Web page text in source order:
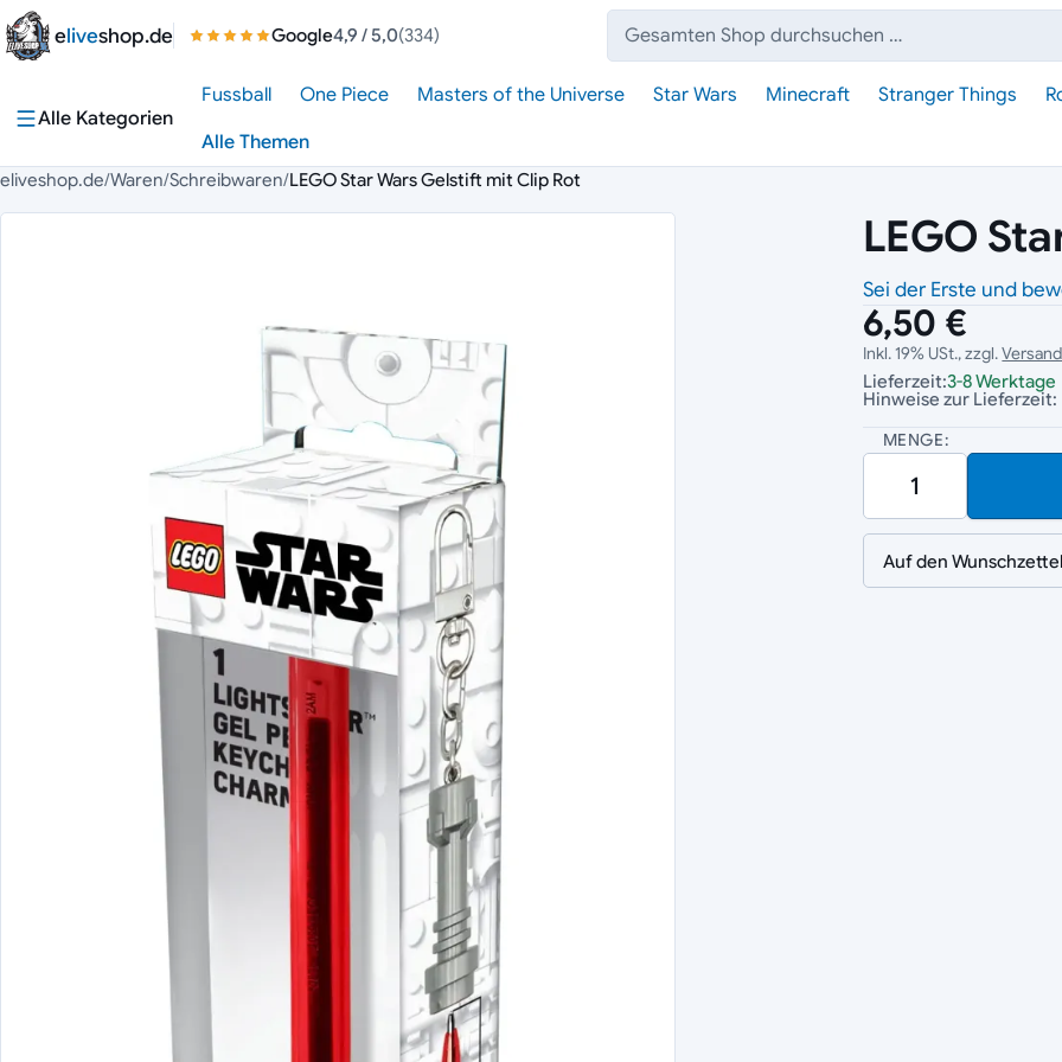
Zum Inhalt springen
eliveshop.de Google4,9 / 5,0(334)
Suche:
Alle Kategorien
Fussball One Piece Masters of the Universe Star Wars Minecraft Stranger Things
Alle Themen
eliveshop.de/Waren/Schreibwaren/LEGO Star Wars Gelstift mit Clip Rot
LEGO
Sei der Erste und
6,50 €
Inkl. 19% USt., zzgl.
Lieferzeit:3-8 Werktage
Hinweise zur Lieferzeit:
MENGE:
Auf den